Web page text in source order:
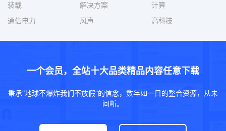
装载
解决方案
计算
通信电力
风声 高科技
一个会员，全站十大品类精品内容任意下载
秉承“地球不爆炸我们不放假”的信念，数年如一日的整合资源，从未
间断。